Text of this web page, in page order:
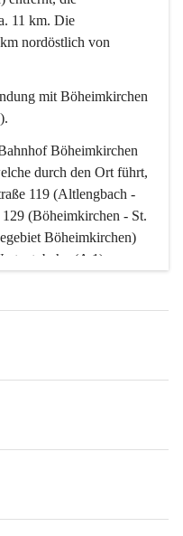
11 km. Die
nordöstlich von
mit Böheimkirchen
Böheimkirchen
durch den Ort führt,
119 (Altlengbach -
(Böheimkirchen - St.
Böheimkirchen)
(A 1).
Wien sowie
Viele Bauernhöfe hatten
Wiener
Wegen des
Jagdpächter ihre
die bedeutendste
durch
lädt dazu ein. Gefördert